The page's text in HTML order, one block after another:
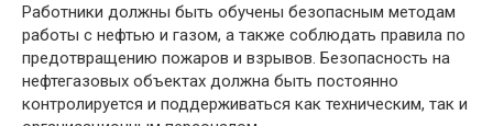
Работники должны быть обучены безопасным методам
работы с нефтью и газом, а также соблюдать правила по
предотвращению пожаров и взрывов. Безопасность на
нефтегазовых объектах должна быть постоянно
контролируется и поддерживаться как техническим, так и